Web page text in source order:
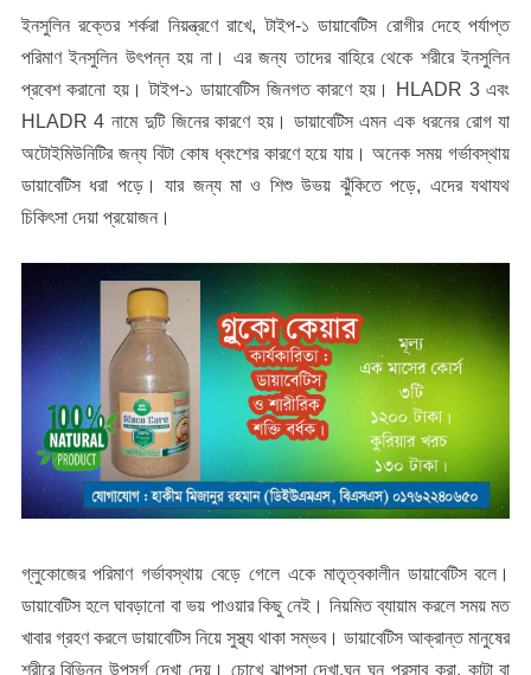
ইনসুলিন রক্তের শর্করা নিয়ন্ত্রণে রাখে, টাইপ-১ ডায়াবেটিস রোগীর দেহে পর্যাপ্ত
পরিমাণ ইনসুলিন উৎপন্ন হয় না। এর জন্য তাদের বাহিরে থেকে শরীরে ইনসুলিন
প্রবেশ করানো হয়। টাইপ-১ ডায়াবেটিস জিনগত কারণে হয়। HLADR 3 এবং
HLADR 4 নামে দুটি জিনের কারণে হয়। ডায়াবেটিস এমন এক ধরনের রোগ যা
অটোইমিউনিটির জন্য বিটা কোষ ধ্বংশের কারণে হয়ে যায়। অনেক সময় গর্ভাবস্থায়
ডায়াবেটিস ধরা পড়ে। যার জন্য মা ও শিশু উভয় ঝুঁকিতে পড়ে, এদের যথাযথ
চিকিৎসা দেয়া প্রয়োজন।
গ্লুকোজের পরিমাণ গর্ভাবস্থায় বেড়ে গেলে একে মাতৃত্বকালীন ডায়াবেটিস বলে।
ডায়াবেটিস হলে ঘাবড়ানো বা ভয় পাওয়ার কিছু নেই। নিয়মিত ব্যায়াম করলে সময় মত
খাবার গ্রহণ করলে ডায়াবেটিস নিয়ে সুস্থ্য থাকা সম্ভব। ডায়াবেটিস আক্রান্ত মানুষের
শরীরে বিভিন্ন উপসর্গ দেখা দেয়। চোখে ঝাপসা দেখা,ঘন ঘন প্রসাব করা, কাটা বা